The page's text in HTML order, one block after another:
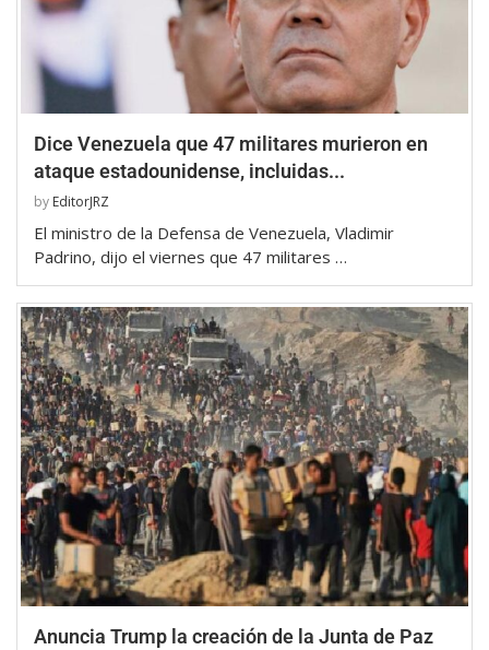
Dice Venezuela que 47 militares murieron en
ataque estadounidense, incluidas...
by EditorJRZ
El ministro de la Defensa de Venezuela, Vladimir
Padrino, dijo el viernes que 47 militares …
Anuncia Trump la creación de la Junta de Paz